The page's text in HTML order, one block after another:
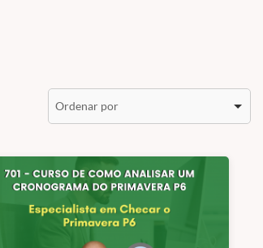
Ordenar por